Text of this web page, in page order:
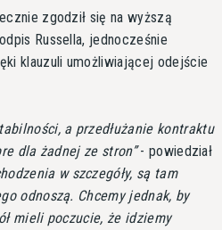
zgodził się na wyższą
Russella, jednocześnie
klauzuli umożliwiającej odejście
a przedłużanie kontraktu
dla żadnej ze stron - powiedział
w szczegóły, są tam
odnoszą. Chcemy jednak, by
mieli poczucie, że idziemy